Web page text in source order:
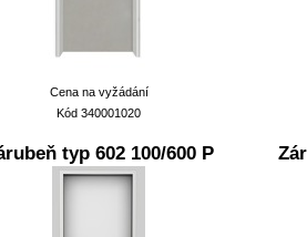
Cena na vyžádání
Kód 340001020
typ 602 100/600 P